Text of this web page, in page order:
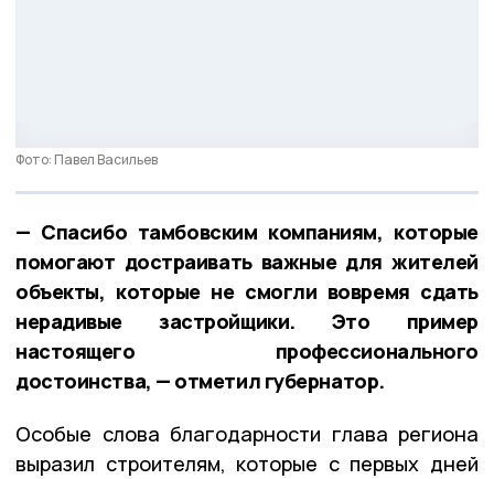
Фото: Павел Васильев
— Спасибо тамбовским компаниям, которые
помогают достраивать важные для жителей
объекты, которые не смогли вовремя сдать
нерадивые застройщики. Это пример
настоящего профессионального
достоинства, — отметил губернатор.
Особые слова благодарности глава региона
выразил строителям, которые с первых дней